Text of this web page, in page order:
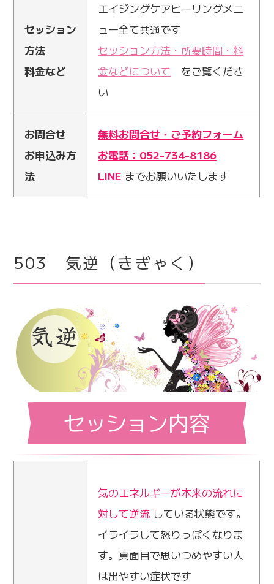
セッション
方法
料金など
エイジングケアヒーリングメニ
ュー全て共通です
セッション方法・所要時間・料
金などについて をご覧くださ
い
お問合せ
お申込み方
法
無料お問合せ・ご予約フォーム
お電話：052-734-8186
LINE までお願いいたします
503 気逆（きぎゃく）
セッション内容
気のエネルギーが本来の流れに
対して逆流 している状態です。
イライラして怒りっぽくなりま
す。真面目で思いつめやすい人
は出やすい症状です